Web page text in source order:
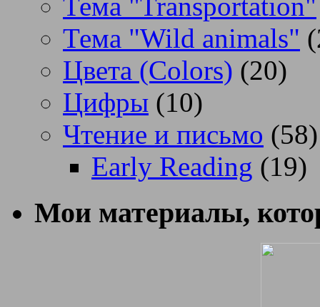
Тема "Transportation"
Тема "Wild animals"
Цвета (Colors) (20)
Цифры (10)
Чтение и письмо (58)
Early Reading (19)
Мои материалы,